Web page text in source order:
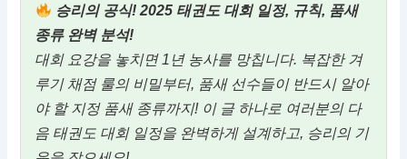
승리의 공식! 2025 태권도 대회 일정, 규칙, 품새
종류 완벽 분석!
대회 요강을 놓치면 1년 농사를 망칩니다. 복잡한 겨
루기 채점 룰의 비밀부터, 품새 선수들이 반드시 알아
야 할 지정 품새 종류까지! 이 글 하나로 여러분의 다
음 태권도 대회 일정을 완벽하게 설계하고, 승리의 기